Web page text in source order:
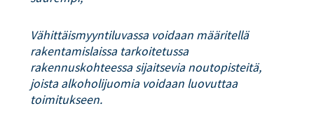
Vähittäismyyntiluvassa voidaan määritellä
rakentamislaissa tarkoitetussa
rakennuskohteessa sijaitsevia noutopisteitä,
joista alkoholijuomia voidaan luovuttaa
toimitukseen.